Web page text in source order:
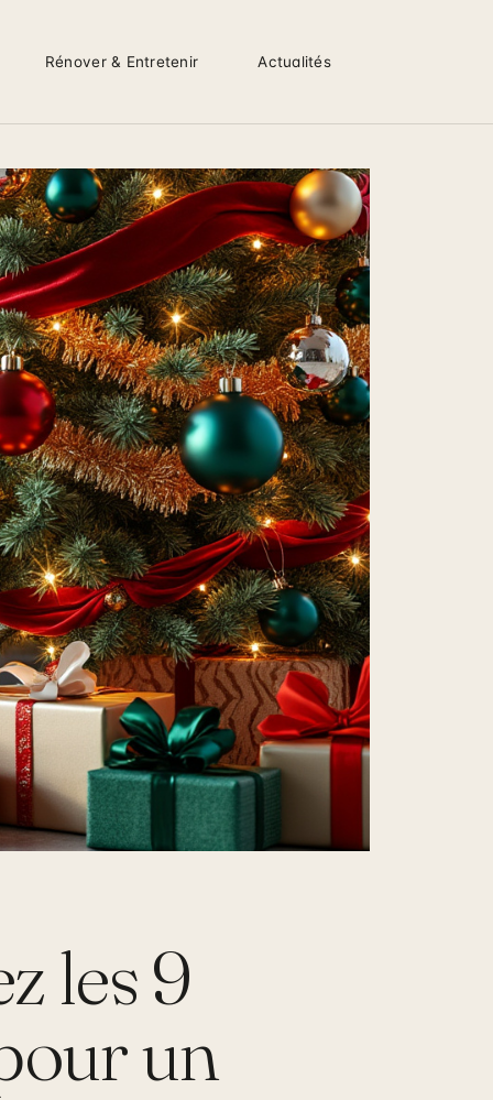
Rénover & Entretenir Actualités
les 9
un